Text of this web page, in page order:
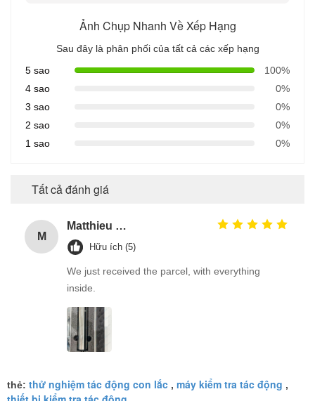
Ảnh Chụp Nhanh Về Xếp Hạng
Sau đây là phân phối của tất cả các xếp hạng
5 sao
100%
4 sao
0%
3 sao
0%
2 sao
0%
1 sao
0%
Tất cả đánh giá
M
Matthieu Hollette
Hữu ích (5)
We just received the parcel, with everything
inside.
thẻ: thử nghiệm tác động con lắc , máy kiểm tra tác động ,